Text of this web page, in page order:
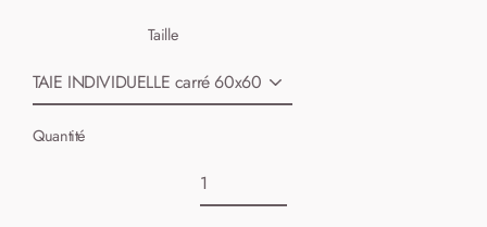
Taille
Quantité